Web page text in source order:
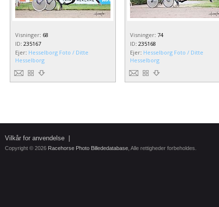
Visninger: 68
ID: 235167
Ejer: Hesselborg Foto / Ditte
Hesselborg
Visninger: 74
ID: 235168
Ejer: Hesselborg Foto / Ditte
Hesselborg
Vilkår for anvendelse
Copyright © 2026 Racehorse Photo Billededatabase , Alle rettigheder forbeholdes.